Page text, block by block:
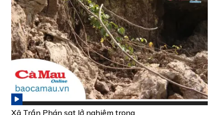
Xã Trần Phán sạt lở nghiêm trọng